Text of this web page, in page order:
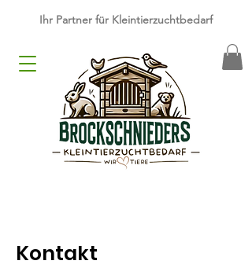
​Ihr Partner für Kleintierzuchtbedarf
Kontakt